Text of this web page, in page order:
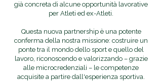
già concreta di alcune opportunità lavorative
per Atleti ed ex-Atleti.
Questa nuova partnership è una potente
conferma della nostra missione: costruire un
ponte tra il mondo dello sport e quello del
lavoro, riconoscendo e valorizzando – grazie
alle microcredenziali – le competenze
acquisite a partire dall'esperienza sportiva.